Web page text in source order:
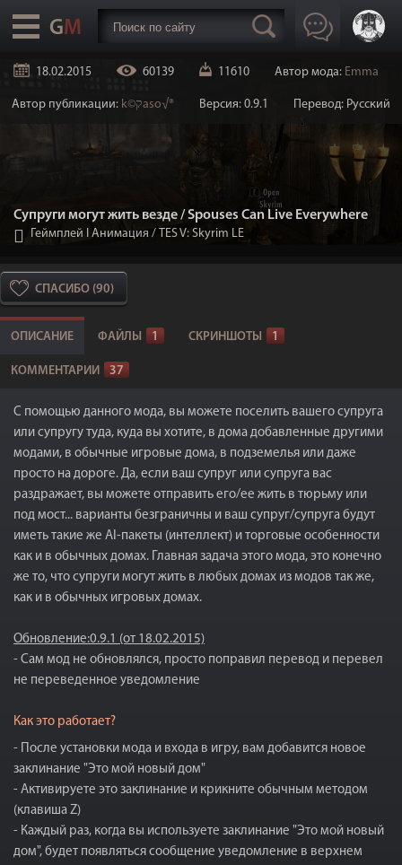
18.02.2015 60139 11610 Автор мода: Emma
Автор публикации: k©קaso√® Версия: 0.9.1 Перевод: Русский
Супруги могут жить везде / Spouses Can Live Everywhere
Геймплей I Анимация / TES V: Skyrim LE
СПАСИБО (90)
ОПИСАНИЕ ФАЙЛЫ 1 СКРИНШОТЫ 1
КОММЕНТАРИИ 37
С помощью данного мода, вы можете поселить вашего супруга
или супругу туда, куда вы хотите, в дома добавленные другими
модами, в обычные игровые дома, в подземелья или даже
просто на дороге. Да, если ваш супруг или супруга вас
раздражает, вы можете отправить его/ее жить в тюрьму или
под мост... варианты безграничны и ваш супруг/супруга будут
иметь такие же AI-пакеты (интеллект) и торговые особенности
как и в обычных домах. Главная задача этого мода, это конечно
же то, что супруги могут жить в любых домах из модов так же,
как и в обычных игровых домах.
Обновление:0.9.1 (от 18.02.2015)
- Сам мод не обновлялся, просто поправил перевод и перевел
не переведенное уведомление
Как это работает?
- После установки мода и входа в игру, вам добавится новое
заклинание "Это мой новый дом"
- Активируете это заклинание и крикните обычным методом
(клавиша Z)
- Каждый раз, когда вы используете заклинание "Это мой новый
дом", будет появляться сообщение уведомление в верхнем